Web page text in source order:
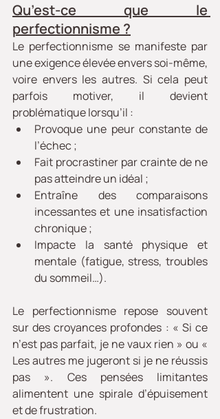
Qu’est-ce que le
perfectionnisme ?
Le perfectionnisme se manifeste par
une exigence élevée envers soi-même,
voire envers les autres. Si cela peut
parfois motiver, il devient
problématique lorsqu’il :
Provoque une peur constante de
l’échec ;
Fait procrastiner par crainte de ne
pas atteindre un idéal ;
Entraîne des comparaisons
incessantes et une insatisfaction
chronique ;
Impacte la santé physique et
mentale (fatigue, stress, troubles
du sommeil…).
Le perfectionnisme repose souvent
sur des croyances profondes : « Si ce
n’est pas parfait, je ne vaux rien » ou «
Les autres me jugeront si je ne réussis
pas ». Ces pensées limitantes
alimentent une spirale d’épuisement
et de frustration.